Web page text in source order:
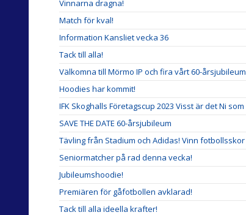
Vinnarna dragna!
Match för kval!
Information Kansliet vecka 36
Tack till alla!
Välkomna till Mörmo IP och fira vårt 60-
Hoodies har kommit!
IFK Skoghalls Företagscup 2023 Visst är det Ni
SAVE THE DATE 60-årsjubileum
Tävling från Stadium och Adidas! Vinn
Seniormatcher på rad denna vecka!
Jubileumshoodie!
Premiären för gåfotbollen avklarad!
Tack till alla ideella krafter!